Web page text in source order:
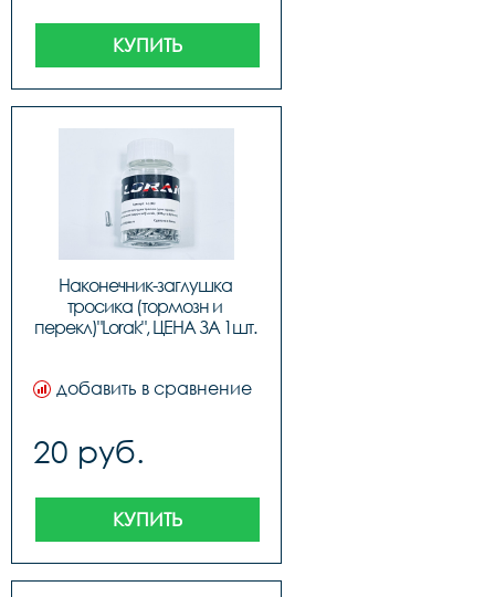
КУПИТЬ
Наконечник-заглушка
тросика (тормозн и
перекл)"Lorak", ЦЕНА ЗА 1шт.
добавить в сравнение
20 руб.
КУПИТЬ